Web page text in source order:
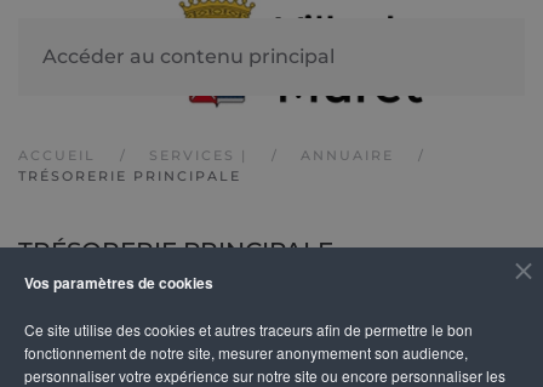
Vos paramètres de cookies
Ce site utilise des cookies et autres traceurs afin de permettre le bon
fonctionnement de notre site, mesurer anonymement son audience,
personnaliser votre expérience sur notre site ou encore personnaliser les
Accéder au contenu principal
ACCUEIL SERVICES |
ANNUAIRE
TRÉSORERIE PRINCIPALE
TRÉSORERIE PRINCIPALE
DÉTAILS